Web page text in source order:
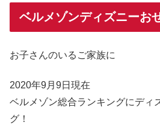
ベルメゾンディズニーお
お子さんのいるご家族に
2020年9月9日現在
ベルメゾン総合ランキングにディ
グ！